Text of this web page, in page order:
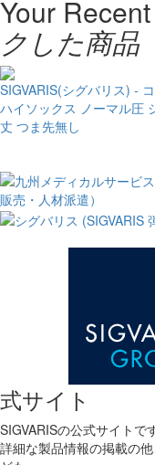
Your
クした商品
SIGVARIS(シグバリス) -
ハイソックス ノーマル圧
丈 つま先無し
式サイト
SIGVARISの公式サイトです
詳細な製品情報の掲載の